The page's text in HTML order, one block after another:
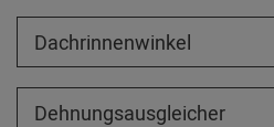
Dachrinnenwinkel
Dehnungsausgleicher